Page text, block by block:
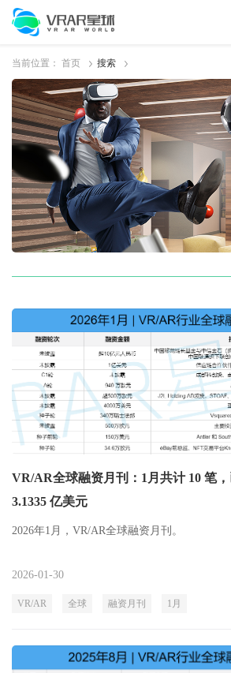
当前位置： 首页 搜索
VR/AR全球融资月刊：1月共计 10 笔
3.1335 亿美元
2026年1月，VR/AR全球融资月刊。
2026-01-30
VR/AR 全球 融资月刊 1月